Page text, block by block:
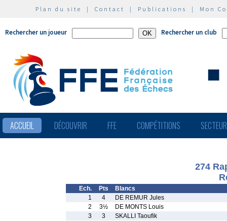
Plan du site | Contact | Publications | Mon
Rechercher un joueur Rechercher un club
ACCUEIL DÉCOUVRIR FFE COMPÉTITIONS
274
Ech. Pts
Blancs
1
4
DE REMUR Jules
2
3½
DE MONTS Louis
3
3
SKALLI Taoufik